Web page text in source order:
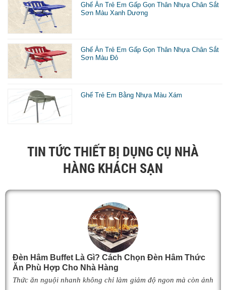
Ghế Ăn Trẻ Em Gấp Gọn Thân Nhựa Chân Sắt
Sơn Màu Xanh Dương
Ghế Ăn Trẻ Em Gấp Gọn Thân Nhựa Chân Sắt
Sơn Màu Đỏ
Ghế Trẻ Em Bằng Nhựa Màu Xám
TIN TỨC THIẾT BỊ DỤNG CỤ NHÀ
HÀNG KHÁCH SẠN
Đèn Hâm Buffet Là Gì? Cách Chọn Đèn Hâm Thức
Ăn Phù Hợp Cho Nhà Hàng
Thức ăn nguội nhanh không chỉ làm giảm độ ngon mà còn ảnh